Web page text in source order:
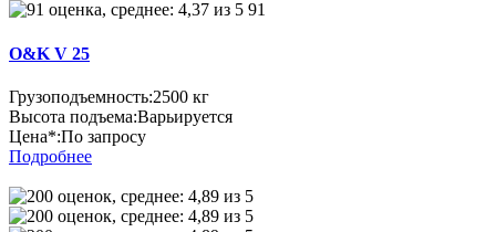
91
O&K V 25
Грузоподъемность:2500 кг
Высота подъема:Варьируется
Цена*:По запросу
Подробнее